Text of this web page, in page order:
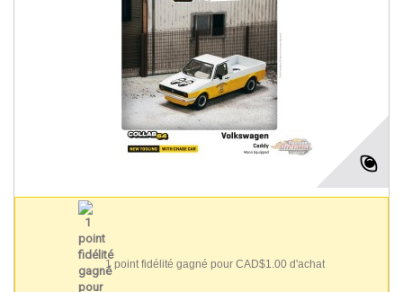
1 point fidélité gagné pour CAD$1.00 d'achat